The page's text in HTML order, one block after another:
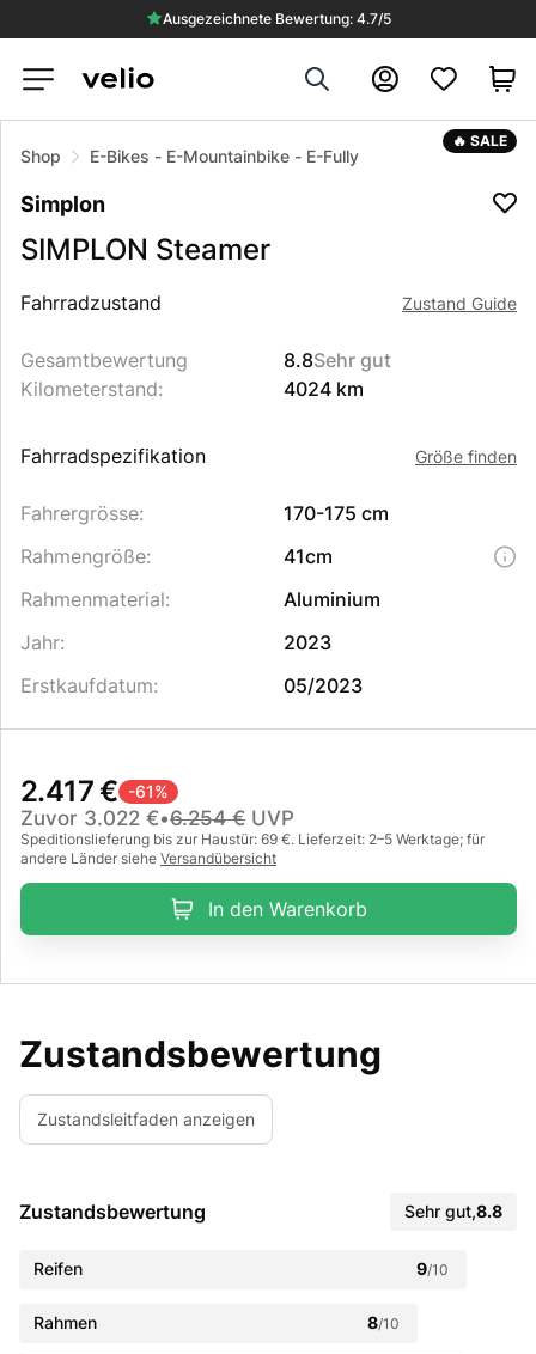
Ausgezeichnete Bewertung: 4.7/5
Search Konto
🔥 SALE
Shop E-Bikes - E-Mountainbike - E-Fully
Simplon
SIMPLON Steamer
Beschreibung des Produkts
Fahrradzustand Zustand Guide
Gesamtbewertung 8.8Sehr gut
Kilometerstand: 4024 km
Fahrradspezifikation Größe finden
Fahrergrösse:
170-175 cm
Rahmengröße:
41cm
Rahmenmaterial:
Aluminium
Jahr:
2023
Erstkaufdatum: 05/2023
2.417 € -61%
Zuvor 3.022 €•6.254 € UVP
Speditionslieferung bis zur Haustür: 69 €. Lieferzeit: 2–5 Werktage; für
andere Länder siehe Versandübersicht
In den Warenkorb
Zustandsbewertung
Zustandsleitfaden anzeigen
Zustandsbewertung Sehr gut,8.8
Reifen 9/10
Rahmen 8/10